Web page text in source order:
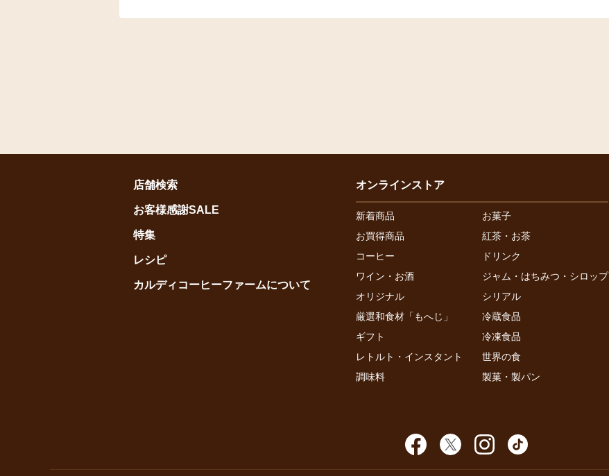
店舗検索
お客様感謝SALE
特集
レシピ
カルディコーヒーファームについて
オンラインストア
新着商品
お菓子
お買得商品
紅茶・お茶
コーヒー
ドリンク
ワイン・お酒
ジャム・はちみつ・シロップ
オリジナル
シリアル
厳選和食材「もへじ」
冷蔵食品
ギフト
冷凍食品
レトルト・インスタント
世界の食
調味料
製菓・製パン